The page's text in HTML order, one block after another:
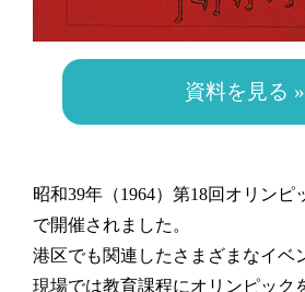
昭和39年（1964）第18回オリンピ
で開催されました。
港区でも関連したさまざまなイベ
現場では教育課程にオリンピック
資料を見る »